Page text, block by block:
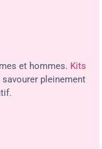
et hommes. Kits
pleinement